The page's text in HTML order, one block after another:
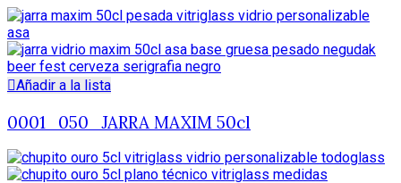
Añadir a la lista
0001_050_JARRA MAXIM 50cl